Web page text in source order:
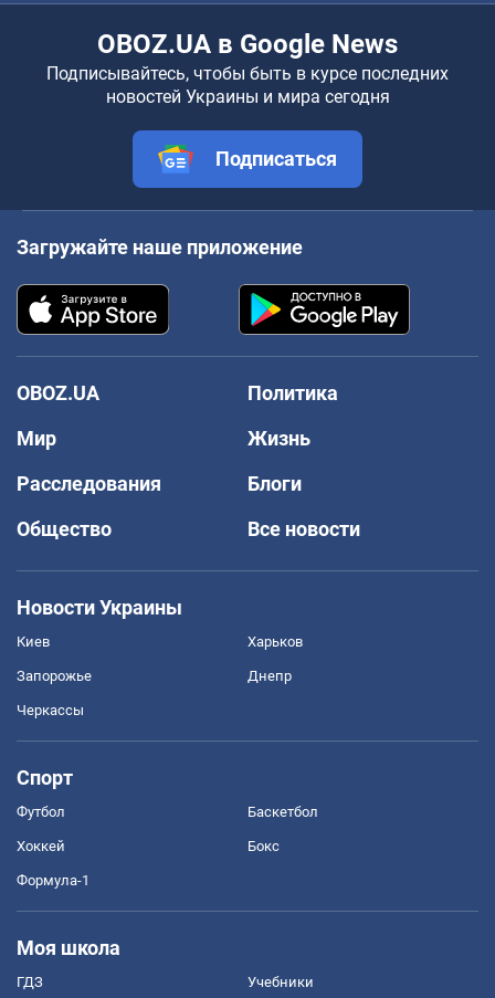
OBOZ.UA в Google News
Подписывайтесь, чтобы быть в курсе последних
новостей Украины и мира сегодня
Подписаться
Загружайте наше приложение
OBOZ.UA
Политика
Мир
Жизнь
Расследования
Блоги
Общество
Все новости
Новости Украины
Киев Харьков
Запорожье Днепр
Черкассы
Спорт
Футбол Баскетбол
Хоккей Бокс
Формула-1
Моя школа
ГДЗ Учебники